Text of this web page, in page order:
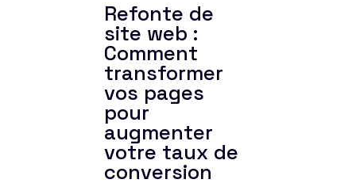
Refonte de
site web :
Comment
transformer
vos pages
pour
augmenter
votre taux de
conversion